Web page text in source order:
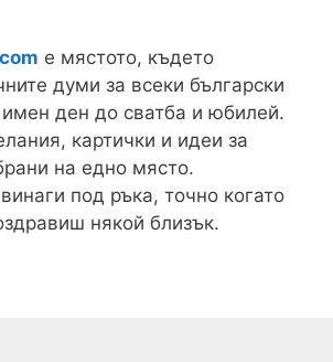
е мястото, където
думи за всеки български
имен ден до сватба и юбилей.
картички и идеи за
на едно място.
под ръка, точно когато
някой близък.